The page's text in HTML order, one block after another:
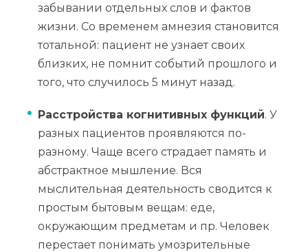
забывании отдельных слов и фактов
жизни. Со временем амнезия становится
тотальной: пациент не узнает своих
близких, не помнит событий прошлого и
того, что случилось 5 минут назад.
Расстройства когнитивных функций. У
разных пациентов проявляются по-
разному. Чаще всего страдает память и
абстрактное мышление. Вся
мыслительная деятельность сводится к
простым бытовым вещам: еде,
окружающим предметам и пр. Человек
перестает понимать умозрительные